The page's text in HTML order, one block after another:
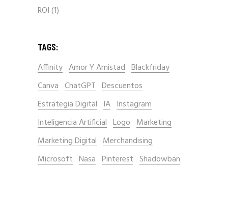
ROI(1)
TAGS:
Affinity Amor Y Amistad Blackfriday
Canva ChatGPT Descuentos
Estrategia Digital IA Instagram
Inteligencia Artificial Logo Marketing
Marketing Digital Merchandising
Microsoft Nasa Pinterest Shadowban